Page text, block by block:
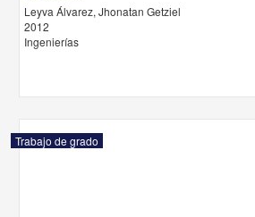
Leyva Álvarez, Jhonatan Getziel
2012
Ingenierías
Trabajo de grado